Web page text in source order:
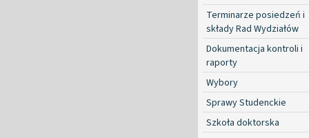
Terminarze posiedzeń i
składy Rad Wydziałów
Dokumentacja kontroli i
raporty
Wybory
Sprawy Studenckie
Szkoła doktorska